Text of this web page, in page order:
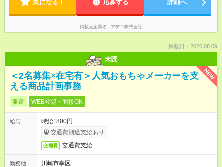
気になる！ 応募する 詳細へ
掲載元企業名 アデコ株式会社
掲載日：2026.08.09
未読
NEW
＜2名募集×在宅有＞人気おもちゃメーカーを支
える商品計画事務
派遣 WEB登録・面接OK
給与
時給1800円
交通費別途支給あり
交通費 交通費支給
勤務地
川崎市幸区